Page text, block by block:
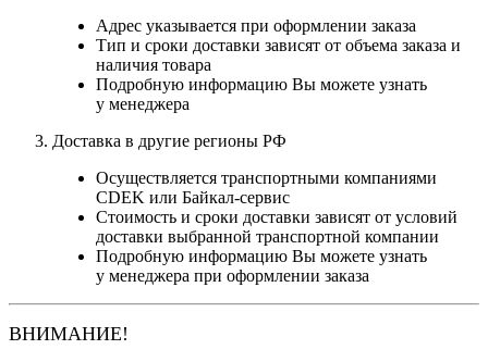
Адрес указывается при оформлении заказа
Тип и сроки доставки зависят от объема заказа и
наличия товара
Подробную информацию Вы можете узнать
у менеджера
Доставка в другие регионы РФ
Осуществляется транспортными компаниями
CDEK или Байкал-сервис
Стоимость и сроки доставки зависят от условий
доставки выбранной транспортной компании
Подробную информацию Вы можете узнать
у менеджера при оформлении заказа
ВНИМАНИЕ!